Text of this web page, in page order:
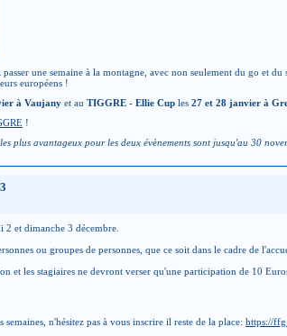
une semaine à la montagne, avec non seulement du go et
européens !
à Vaujany et au TIGGRE - Ellie Cup les 27 et 28 janvier à
!
plus avantageux pour les deux évènements sont jusqu'au 30
2 et dimanche 3 décembre.
ou groupes de personnes, que ce soit dans le cadre de
et les stagiaires ne devront verser qu'une participation de 10
n'hésitez pas à vous inscrire il reste de la place: https://